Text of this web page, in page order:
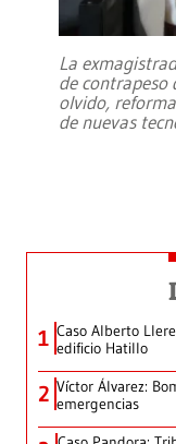
La
de contrapeso
olvido,
de nuevas
1 Caso Alberto
edificio Hatillo
2 Víctor Álvarez:
emergencias